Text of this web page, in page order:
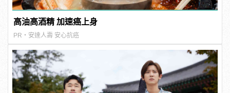
高油高酒精 加速癌上身
PR・安達人壽 安心抗癌